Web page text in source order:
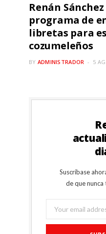
Renán
programa de
libretas para
cozumeleños
BY ADMINISTRADOR 5
Suscríbase
de que